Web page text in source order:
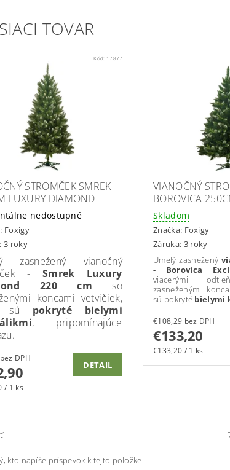
TOVAR
Kód: 17877
STROMČEK SMREK
LUXURY DIAMOND
nedostupné
Foxigy
3 roky
zasnežený vianočný
- Smrek Luxury
220 cmso
koncami vetvičiek,
sú pokryté bielymi
, pripomínajúce
€99,92 bez DPH
/ 1 ks
DETAIL
VIANOČNÝ
BOROVICA
Skladom
Značka: Foxigy
Záruka: 3 roky
Umelý zasnežený
- Borovica
viacerými
zasneženými
sú pokryté bielymi
€108,29 bez DPH
€133,20
€133,20 / 1 ks
kto napíše príspevok k tejto položke.